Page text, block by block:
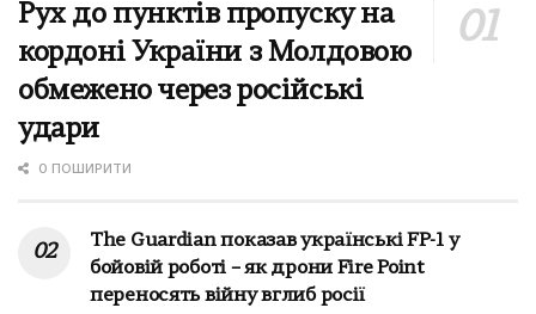
Рух до пунктів пропуску на
кордоні України з Молдовою
обмежено через російські
удари
0 ПОШИРИТИ
The Guardian показав українські FP-1 у
бойовій роботі – як дрони Fire Point
переносять війну вглиб росії